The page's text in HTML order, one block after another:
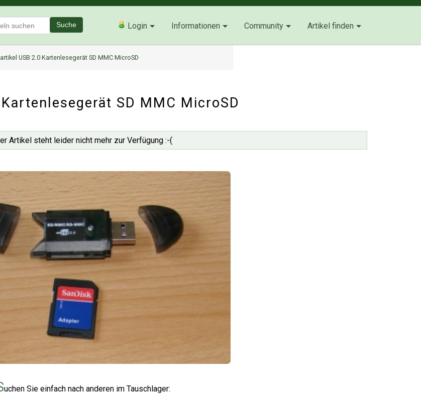
Suche Login Informationen Community Artikel finden
USB 2.0 Kartenlesegerät SD MMC MicroSD
SD MMC MicroSD
Artikel steht leider nicht mehr zur Verfügung :-(
uchen Sie einfach nach anderen im Tauschlager: